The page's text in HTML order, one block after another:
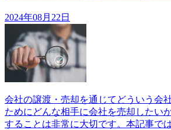
2024年08月22日
会社の譲渡・売却を通じてどういう会
ためにどんな相手に会社を売却したい
することは非常に大切です。本記事で